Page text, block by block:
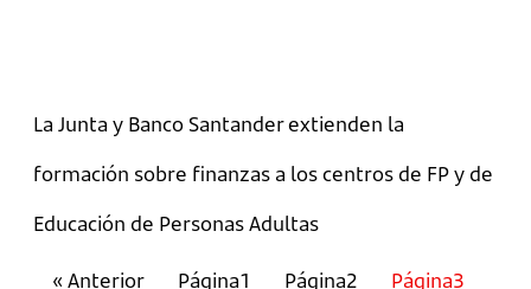
La Junta y Banco Santander extienden la
formación sobre finanzas a los centros de FP y de
Educación de Personas Adultas
« Anterior Página1 Página2 Página3